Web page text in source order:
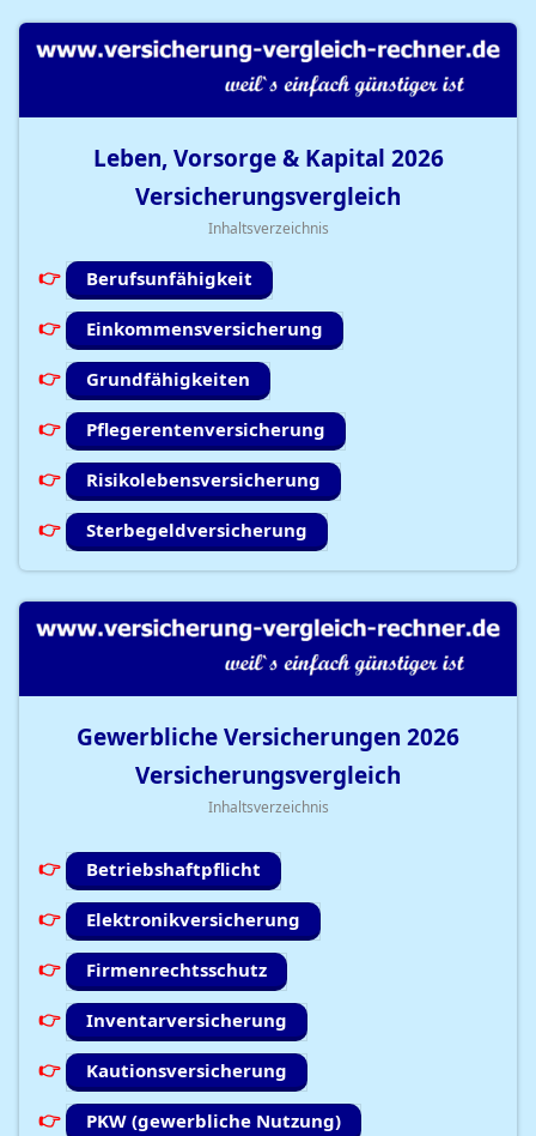
Leben, Vorsorge & Kapital 2026
Versicherungsvergleich
Inhaltsverzeichnis
Berufsunfähigkeit
Einkommensversicherung
Grundfähigkeiten
Pflegerentenversicherung
Risikolebensversicherung
Sterbegeldversicherung
Gewerbliche Versicherungen 2026
Versicherungsvergleich
Inhaltsverzeichnis
Betriebshaftpflicht
Elektronikversicherung
Firmenrechtsschutz
Inventarversicherung
Kautionsversicherung
PKW (gewerbliche Nutzung)